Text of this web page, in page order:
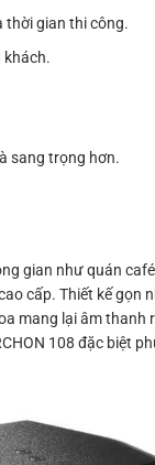
thời gian thi công.
khách.
sang trọng hơn.
gian như quán
cấp. Thiết kế gọn
mang lại âm
108 đặc biệt